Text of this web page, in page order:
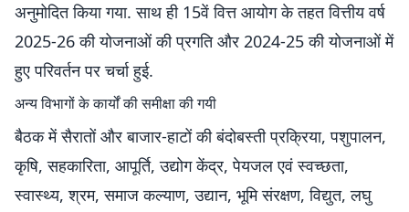
अनुमोदित किया गया. साथ ही 15वें वित्त आयोग के तहत वित्तीय वर्ष
2025-26 की योजनाओं की प्रगति और 2024-25 की योजनाओं में
हुए परिवर्तन पर चर्चा हुई.
अन्य विभागों के कार्यों की समीक्षा की गयी
बैठक में सैरातों और बाजार-हाटों की बंदोबस्ती प्रक्रिया, पशुपालन,
कृषि, सहकारिता, आपूर्ति, उद्योग केंद्र, पेयजल एवं स्वच्छता,
स्वास्थ्य, श्रम, समाज कल्याण, उद्यान, भूमि संरक्षण, विद्युत, लघु